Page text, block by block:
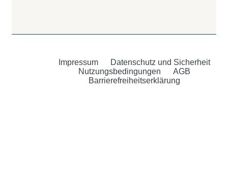
Impressum
Datenschutz und Sicherheit
Nutzungsbedingungen
AGB
Barrierefreiheitserklärung